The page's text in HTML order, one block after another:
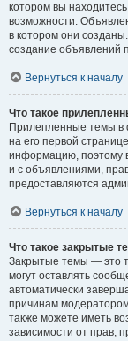
котором вы
возможности.
в котором они
создание объявлений
Вернуться к началу
Что такое
Прилепленные темы в
на его первой
информацию, поэтому
и с объявлениями,
предоставляются
Вернуться к началу
Что такое закрытые
Закрытые темы — это
могут оставлять
автоматически
причинам
также можете иметь
зависимости от прав,